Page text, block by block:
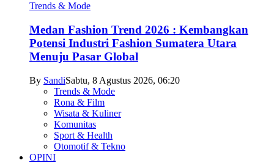
Trends & Mode
Medan Fashion Trend 2026 : Kembangkan
Potensi Industri Fashion Sumatera Utara
Menuju Pasar Global
By SandiSabtu, 8 Agustus 2026, 06:20
Trends & Mode
Rona & Film
Wisata & Kuliner
Komunitas
Sport & Health
Otomotif & Tekno
OPINI